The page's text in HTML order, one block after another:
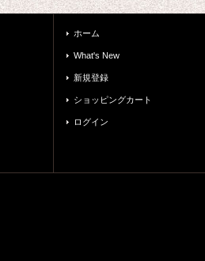
ホーム
What's New
新規登録
ショッピングカート
ログイン